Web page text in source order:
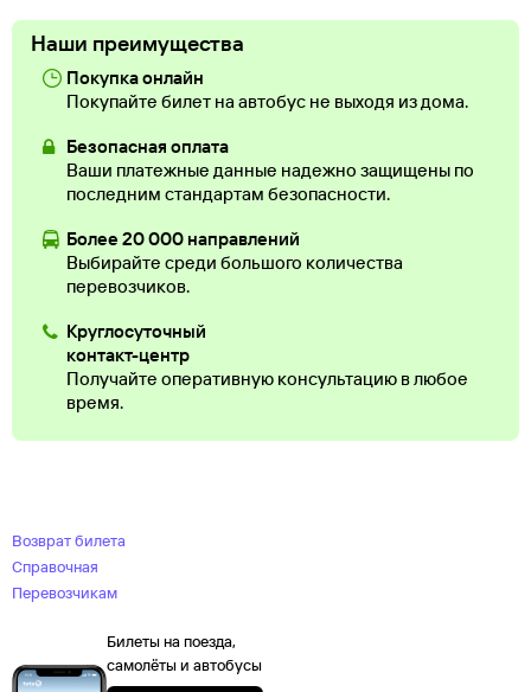
Наши преимущества
Покупка онлайн
Покупайте билет на автобус не выходя из дома.
Безопасная оплата
Ваши платежные данные надежно защищены по
последним стандартам безопасности.
Более 20 000 направлений
Выбирайте среди большого количества
перевозчиков.
Круглосуточный
контакт-центр
Получайте оперативную консультацию в любое
время.
Возврат билета
Справочная
Перевозчикам
Билеты на поезда,
самолёты и автобусы